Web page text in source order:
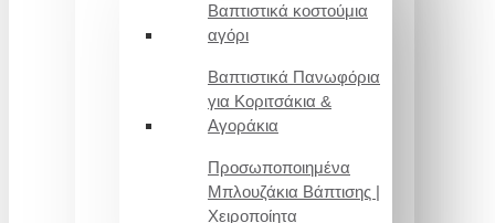
Βαπτιστικά κοστούμια
αγόρι
Βαπτιστικά Πανωφόρια
για Κοριτσάκια &
Αγοράκια
Προσωποποιημένα
Μπλουζάκια Βάπτισης |
Χειροποίητα